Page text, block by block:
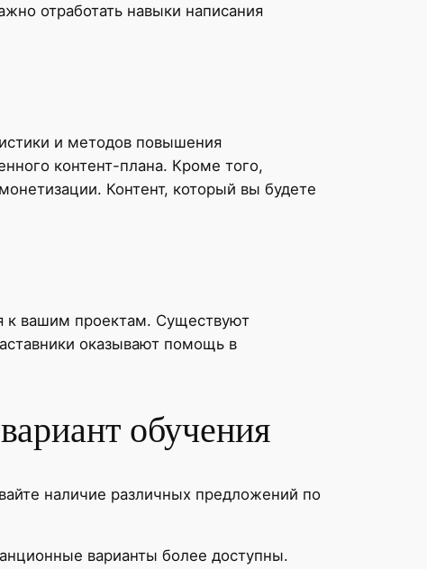
отработать навыки написания
и методов повышения
контент-плана. Кроме того,
Контент, который вы будете
к вашим проектам. Существуют
оказывают помощь в
обучения
наличие различных предложений по
варианты более доступны.